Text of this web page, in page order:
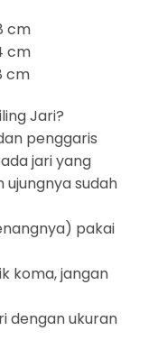
cm
cm
cm
Jari?
penggaris
jari yang
ujungnya sudah
pakai
koma, jangan
dengan ukuran